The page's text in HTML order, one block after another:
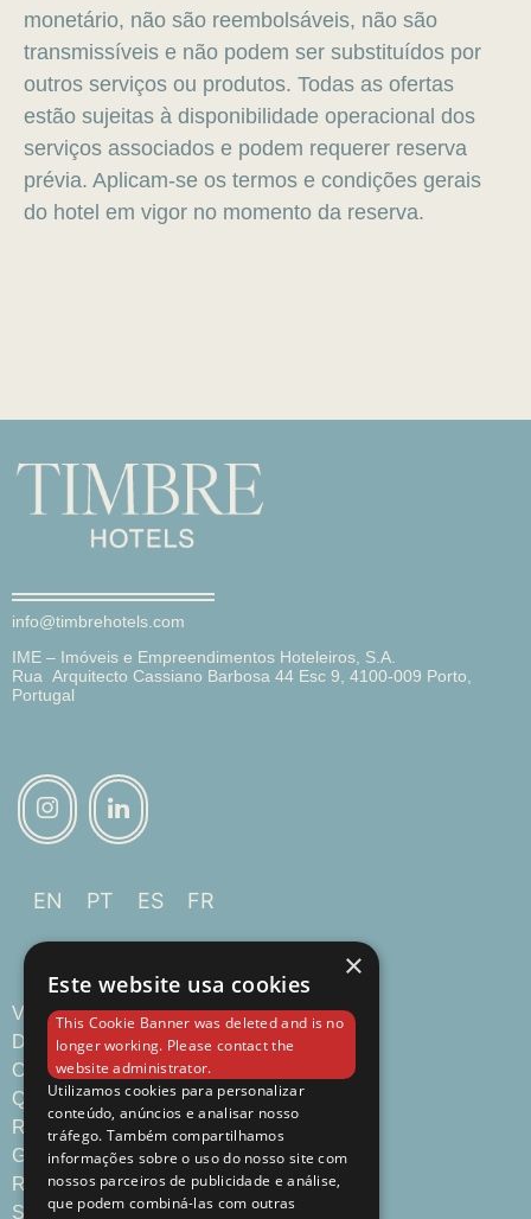
monetário, não são reembolsáveis, não são
transmissíveis e não podem ser substituídos por
outros serviços ou produtos. Todas as ofertas
estão sujeitas à disponibilidade operacional dos
serviços associados e podem requerer reserva
prévia. Aplicam-se os termos e condições gerais
do hotel em vigor no momento da reserva.
info@timbrehotels.com
IME – Imóveis e Empreendimentos Hoteleiros, S.A.
Rua Arquitecto Cassiano Barbosa 44 Esc 9, 4100-009 Porto,
Portugal
EN PT ES FR
VIsão Geral
Destinos
Ofertas Especiais
Quartos & Suítes
Restaurantes & Bares
Galeria
Reuniões & Eventos
Sobre
×
Este website usa cookies
This Cookie Banner was deleted and is no
longer working. Please contact the
website administrator.
Utilizamos cookies para personalizar
conteúdo, anúncios e analisar nosso
tráfego. Também compartilhamos
informações sobre o uso do nosso site com
nossos parceiros de publicidade e análise,
que podem combiná-las com outras